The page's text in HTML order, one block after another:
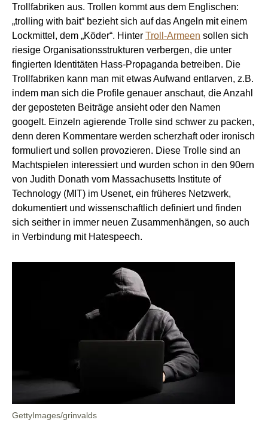
Trollfabriken aus. Trollen kommt aus dem Englischen:
„trolling with bait“ bezieht sich auf das Angeln mit einem
Lockmittel, dem „Köder“. Hinter Troll-Armeen sollen sich
riesige Organisationsstrukturen verbergen, die unter
fingierten Identitäten Hass-Propaganda betreiben. Die
Trollfabriken kann man mit etwas Aufwand entlarven, z.B.
indem man sich die Profile genauer anschaut, die Anzahl
der geposteten Beiträge ansieht oder den Namen
googelt. Einzeln agierende Trolle sind schwer zu packen,
denn deren Kommentare werden scherzhaft oder ironisch
formuliert und sollen provozieren. Diese Trolle sind an
Machtspielen interessiert und wurden schon in den 90ern
von Judith Donath vom Massachusetts Institute of
Technology (MIT) im Usenet, ein früheres Netzwerk,
dokumentiert und wissenschaftlich definiert und finden
sich seither in immer neuen Zusammenhängen, so auch
in Verbindung mit Hatespeech.
GettyImages/grinvalds